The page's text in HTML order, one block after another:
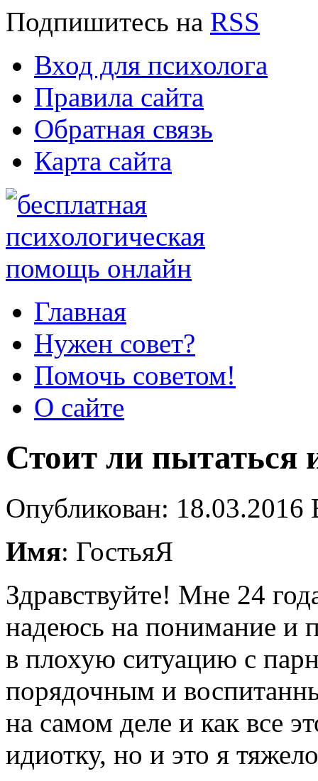
Подпишитесь на RSS
Вход для психолога
Правила сайта
Обратная связь
Карта сайта
Главная
Нужен совет?
Помочь советом!
О сайте
Стоит ли пытаться
Опубликован:
Имя: ГостьяЯ
Здравствуйте! Мне 24
надеюсь на понимание и
в плохую ситуацию с
порядочным и
на самом деле и как все
идиотку, но и это я